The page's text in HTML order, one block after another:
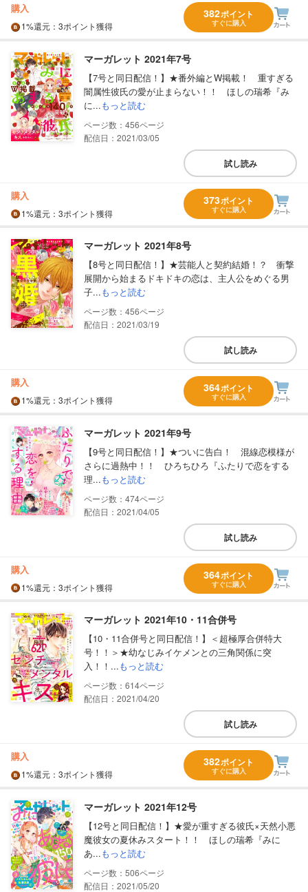
購入
1%還元 ：3ポイント獲得
382ポイント
すぐに購入
マーガレット 2021年7号
【7号と同日配信！】★番外編とW掲載！ 重すぎる
闇属性彼氏の愛が止まらない！！ ほしの瑞希『み
に...もっと読む
456
配信日：2021/03/05
試し読み
購入
1%還元 ：3ポイント獲得
373ポイント
すぐに購入
マーガレット 2021年8号
【8号と同日配信！】★芸能人と契約結婚！？ 衝撃
展開から始まるドキドキの恋は、主人公をめぐる男
子...もっと読む
456
配信日：2021/03/19
試し読み
購入
1%還元 ：3ポイント獲得
364ポイント
すぐに購入
マーガレット 2021年9号
【9号と同日配信！】★ついに告白！ 混線恋模様が
さらに過熱中！！ ひろちひろ『ふたりで恋をする
理...もっと読む
474
配信日：2021/04/05
試し読み
購入
1%還元 ：3ポイント獲得
364ポイント
すぐに購入
マーガレット 2021年10・11合併号
【10・11合併号と同日配信！】＜超極厚合併特大
号！！＞★幼なじみイケメンとの三角関係に突
入！！...もっと読む
614
配信日：2021/04/20
試し読み
購入
1%還元 ：3ポイント獲得
382ポイント
すぐに購入
マーガレット 2021年12号
【12号と同日配信！】★愛が重すぎる彼氏×天然小悪
魔彼女の夏休みスタート！！ ほしの瑞希『みに
あ...もっと読む
506
配信日：2021/05/20